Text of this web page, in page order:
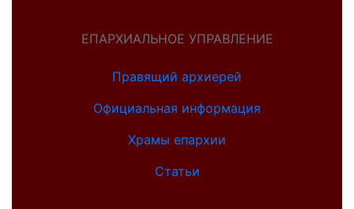
ЕПАРХИАЛЬНОЕ УПРАВЛЕНИЕ
Правящий архиерей
Официальная информация
Храмы епархии
Статьи